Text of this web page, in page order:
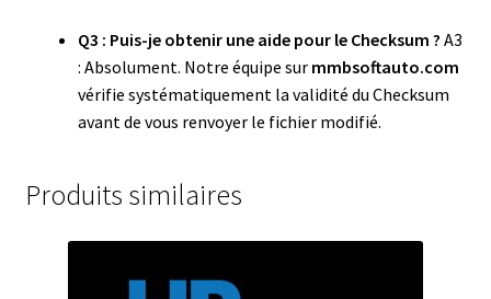
Q3 : Puis-je obtenir une aide pour le Checksum ? A3
: Absolument. Notre équipe sur mmbsoftauto.com
vérifie systématiquement la validité du Checksum
avant de vous renvoyer le fichier modifié.
Produits similaires